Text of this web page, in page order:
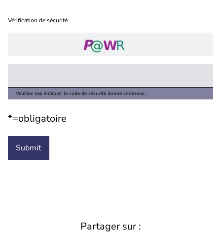
Vérification de sécurité
Veuillez svp indiquer le code de sécurité donné ci-dessus.
*=obligatoire
Partager sur :